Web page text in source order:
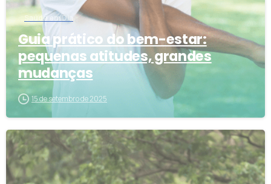
Saúde em Dia
Guia prático do bem-estar:
pequenas atitudes, grandes
mudanças
15 de setembro de 2025
3